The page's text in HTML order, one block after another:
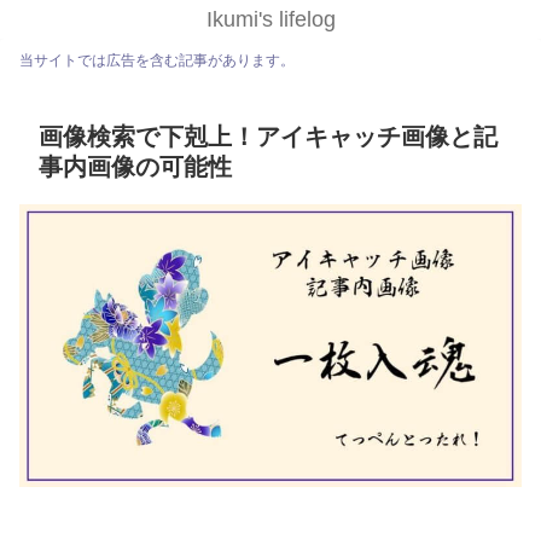
Ikumi's lifelog
当サイトでは広告を含む記事があります。
画像検索で下剋上！アイキャッチ画像と記
事内画像の可能性